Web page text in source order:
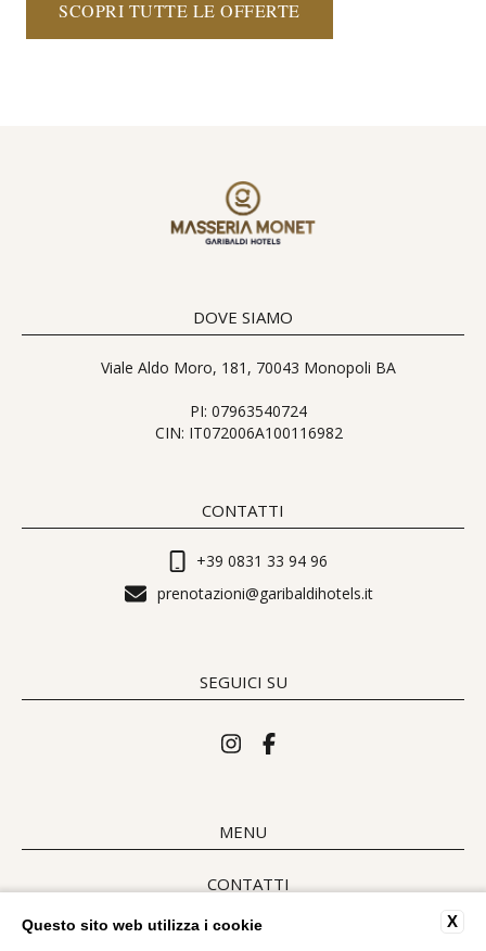
SCOPRI TUTTE LE OFFERTE
DOVE SIAMO
Viale Aldo Moro, 181, 70043 Monopoli BA
PI: 07963540724
CIN: IT072006A100116982
CONTATTI
+39 0831 33 94 96
prenotazioni@garibaldihotels.it
SEGUICI SU
MENU
CONTATTI
PRIVACY POLICY
X
Questo sito web utilizza i cookie